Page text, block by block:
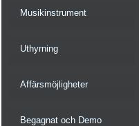
Musikinstrument
Uthyrning
Affärsmöjligheter
Begagnat och Demo